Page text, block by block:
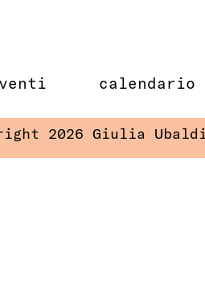
calendario
– copyright 2026